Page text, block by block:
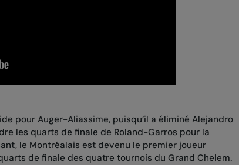
pour Auger-Aliassime, puisqu’il a éliminé Alejandro
les quarts de finale de Roland-Garros pour la
le Montréalais est devenu le premier joueur
de finale des quatre tournois du Grand Chelem.